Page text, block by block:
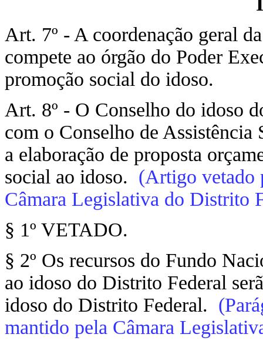
Art. 7º - A coordenação geral
compete ao órgão do Poder
promoção social do idoso.
Art. 8º - O Conselho do idoso
com o Conselho de
a elaboração de proposta
social ao idoso. (Artigo vetado
Câmara Legislativa do Distrito
§ 1º VETADO.
§ 2º Os recursos do Fundo
ao idoso do Distrito Federal
idoso do Distrito Federal.
mantido pela Câmara